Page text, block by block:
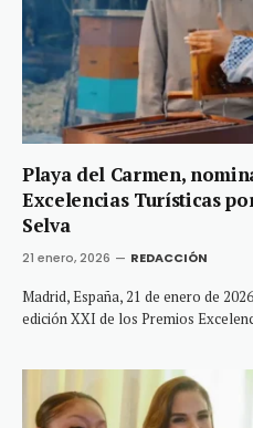
Playa del Carmen,
Excelencias Turísticas
Selva
21 enero, 2026 REDACCIÓN
Madrid, España, 21 de enero de
edición XXI de los Premios